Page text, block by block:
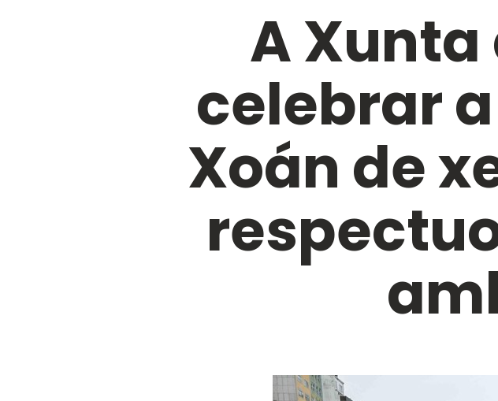
A
celebrar
Xoán de